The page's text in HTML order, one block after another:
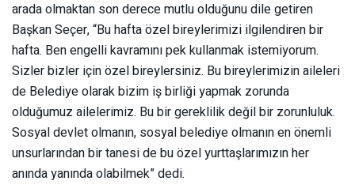
arada olmaktan son derece mutlu olduğunu dile getiren
Başkan Seçer, “Bu hafta özel bireylerimizi ilgilendiren bir
hafta. Ben engelli kavramını pek kullanmak istemiyorum.
Sizler bizler için özel bireylersiniz. Bu bireylerimizin aileleri
de Belediye olarak bizim iş birliği yapmak zorunda
olduğumuz ailelerimiz. Bu bir gereklilik değil bir zorunluluk.
Sosyal devlet olmanın, sosyal belediye olmanın en önemli
unsurlarından bir tanesi de bu özel yurttaşlarımızın her
anında yanında olabilmek” dedi.